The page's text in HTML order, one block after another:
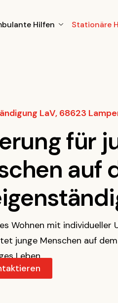
Hilfen Stationäre
LaV, 68623
für
auf
Wohnen mit individueller
junge Menschen auf
Leben.